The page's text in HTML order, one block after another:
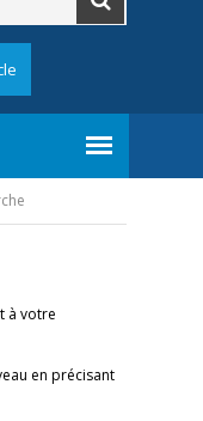
à votre
en précisant